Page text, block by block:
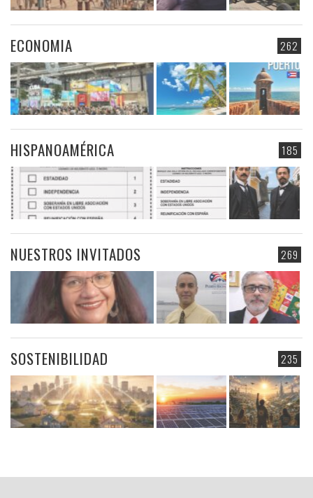
262
ECONOMIA
185
HISPANOAMÉRICA
269
NUESTROS INVITADOS
235
SOSTENIBILIDAD